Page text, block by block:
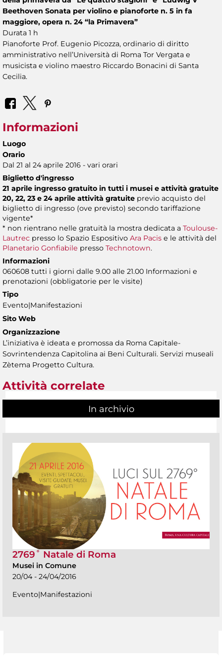
Beethoven Sonata per violino e pianoforte n. 5 in fa
maggiore, opera n. 24 “la Primavera”
Durata 1 h
Pianoforte Prof. Eugenio Picozza, ordinario di diritto
amministrativo nell’Università di Roma Tor Vergata e
musicista e violino maestro Riccardo Bonacini di Santa
Cecilia.
Informazioni
Luogo
Orario
Dal 21 al 24 aprile 2016 - vari orari
Biglietto d'ingresso
21 aprile ingresso gratuito in tutti i musei e attività gratuite
20, 22, 23 e 24 aprile attività gratuite previo acquisto del
biglietto di ingresso (ove previsto) secondo tariffazione
vigente*
* non rientrano nelle gratuità la mostra dedicata a Toulouse-
Lautrec presso lo Spazio Espositivo Ara Pacis e le attività del
Planetario Gonfiabile presso Technotown.
Informazioni
060608 tutti i giorni dalle 9.00 alle 21.00 Informazioni e
prenotazioni (obbligatorie per le visite)
Tipo
Evento|Manifestazioni
Sito Web
Organizzazione
L’iniziativa è ideata e promossa da Roma Capitale-
Sovrintendenza Capitolina ai Beni Culturali. Servizi museali
Zètema Progetto Cultura.
Attività correlate
In archivio
2769˚ Natale di Roma
Musei in Comune
20/04 - 24/04/2016
Evento|Manifestazioni